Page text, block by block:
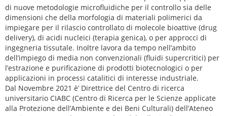
di nuove metodologie microfluidiche per il controllo sia delle
dimensioni che della morfologia di materiali polimerici da
impiegare per il rilascio controllato di molecole bioattive (drug
delivery), di acidi nucleici (terapia genica), o per approcci di
ingegneria tissutale. Inoltre lavora da tempo nell’ambito
dell’impiego di media non convenzionali (fluidi supercritici) per
l’estrazione e purificazione di prodotti biotecnologici o per
applicazioni in processi catalitici di interesse industriale.
Dal Novembre 2021 è’ Direttrice del Centro di ricerca
universitario CIABC (Centro di Ricerca per le Scienze applicate
alla Protezione dell’Ambiente e dei Beni Culturali) dell’Ateneo